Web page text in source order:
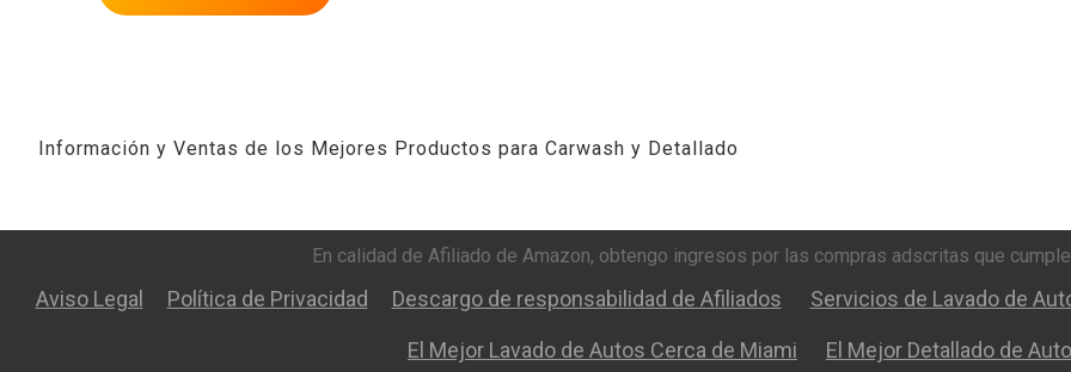
Información y Ventas de los Mejores Productos para Carwash y Detallado
En calidad de Afiliado de Amazon, obtengo ingresos por las compras adscritas que
Aviso Legal Política de Privacidad Descargo de responsabilidad de Afiliados Servicios de Lavado de
El Mejor Lavado de Autos Cerca de Miami El Mejor Detallado de